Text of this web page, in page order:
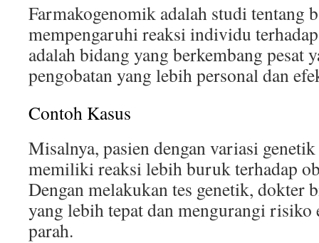
Farmakogenomik adalah studi tentang
mempengaruhi reaksi individu
adalah bidang yang berkembang pesat
pengobatan yang lebih personal dan
Contoh Kasus
Misalnya, pasien dengan variasi
memiliki reaksi lebih buruk terhadap
Dengan melakukan tes genetik, dokter
yang lebih tepat dan mengurangi risiko
parah.